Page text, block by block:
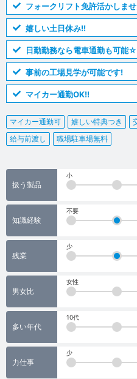
フォークリフト免許活かしま
嬉しい土日休み!!
日勤勤務なら電車通勤も可能☆
事前の工場見学が可能です!
マイカー通勤OK!!
マイカー通勤可 嬉しい特典つき
給与前渡し
職場駐車場無料
扱う製品
小
知識経験
不要
残業
少
男女比
女性
多い年代
10代
力仕事
少